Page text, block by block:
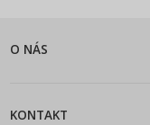
O NÁS
KONTAKT